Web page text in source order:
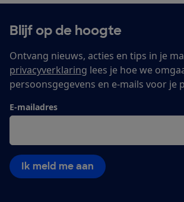
Blijf op de hoogte
Ontvang nieuws, acties en tips in je
privacyverklaring lees je hoe we
persoonsgegevens en e-mails voor je
E-mailadres
Ik meld me aan